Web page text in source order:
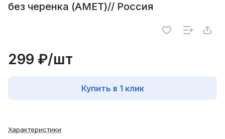
без черенка (АМЕТ)// Россия
299 ₽/шт
Купить в 1 клик
Характеристики